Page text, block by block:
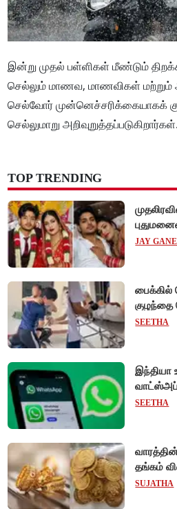
இன்று முதல் பள்ளிகள் மீண்டும்
செல்லும் மாணவ, மாணவிகள் மற்றும்
செல்வோர் முன்னெச்சரிக்கையாகக்
செல்லுமாறு அறிவுறுத்தப்படுகிறார்கள்.
TOP TRENDING
அம்பலம்!
JAY
பைக்கில்
SEETHA
இந்தியா
வாட்ஸ்அப்
SEETHA
தங்கம்
SUJATHA